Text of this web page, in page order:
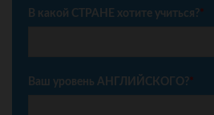
В какой СТРАНЕ хотите учиться?*
Ваш уровень АНГЛИЙСКОГО?*